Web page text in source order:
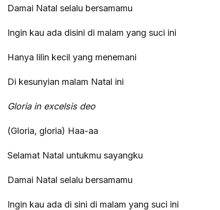
Damai Natal selalu bersamamu
Ingin kau ada disini di malam yang suci ini
Hanya lilin kecil yang menemani
Di kesunyian malam Natal ini
Gloria in excelsis deo
(Gloria, gloria) Haa-aa
Selamat Natal untukmu sayangku
Damai Natal selalu bersamamu
Ingin kau ada di sini di malam yang suci ini